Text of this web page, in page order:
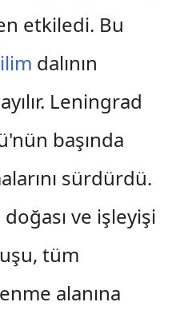
etkiledi. Bu
dalının
Leningrad
başında
sürdürdü.
ve işleyişi
tüm
alanına